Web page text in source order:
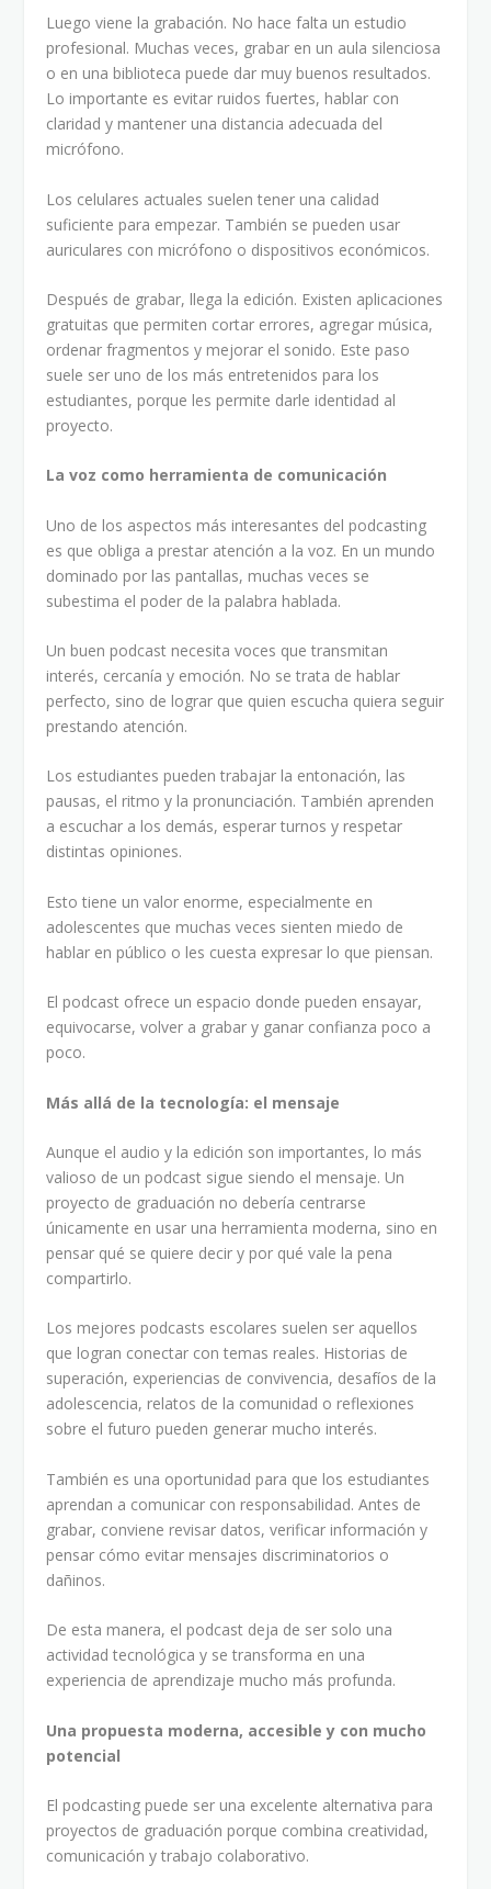
Luego viene la grabación. No hace falta un estudio
profesional. Muchas veces, grabar en un aula silenciosa
o en una biblioteca puede dar muy buenos resultados.
Lo importante es evitar ruidos fuertes, hablar con
claridad y mantener una distancia adecuada del
micrófono.
Los celulares actuales suelen tener una calidad
suficiente para empezar. También se pueden usar
auriculares con micrófono o dispositivos económicos.
Después de grabar, llega la edición. Existen aplicaciones
gratuitas que permiten cortar errores, agregar música,
ordenar fragmentos y mejorar el sonido. Este paso
suele ser uno de los más entretenidos para los
estudiantes, porque les permite darle identidad al
proyecto.
La voz como herramienta de comunicación
Uno de los aspectos más interesantes del podcasting
es que obliga a prestar atención a la voz. En un mundo
dominado por las pantallas, muchas veces se
subestima el poder de la palabra hablada.
Un buen podcast necesita voces que transmitan
interés, cercanía y emoción. No se trata de hablar
perfecto, sino de lograr que quien escucha quiera seguir
prestando atención.
Los estudiantes pueden trabajar la entonación, las
pausas, el ritmo y la pronunciación. También aprenden
a escuchar a los demás, esperar turnos y respetar
distintas opiniones.
Esto tiene un valor enorme, especialmente en
adolescentes que muchas veces sienten miedo de
hablar en público o les cuesta expresar lo que piensan.
El podcast ofrece un espacio donde pueden ensayar,
equivocarse, volver a grabar y ganar confianza poco a
poco.
Más allá de la tecnología: el mensaje
Aunque el audio y la edición son importantes, lo más
valioso de un podcast sigue siendo el mensaje. Un
proyecto de graduación no debería centrarse
únicamente en usar una herramienta moderna, sino en
pensar qué se quiere decir y por qué vale la pena
compartirlo.
Los mejores podcasts escolares suelen ser aquellos
que logran conectar con temas reales. Historias de
superación, experiencias de convivencia, desafíos de la
adolescencia, relatos de la comunidad o reflexiones
sobre el futuro pueden generar mucho interés.
También es una oportunidad para que los estudiantes
aprendan a comunicar con responsabilidad. Antes de
grabar, conviene revisar datos, verificar información y
pensar cómo evitar mensajes discriminatorios o
dañinos.
De esta manera, el podcast deja de ser solo una
actividad tecnológica y se transforma en una
experiencia de aprendizaje mucho más profunda.
Una propuesta moderna, accesible y con mucho
potencial
El podcasting puede ser una excelente alternativa para
proyectos de graduación porque combina creatividad,
comunicación y trabajo colaborativo.